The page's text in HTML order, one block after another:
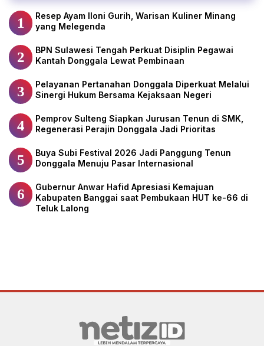
1
Resep Ayam Iloni Gurih, Warisan Kuliner Minang
yang Melegenda
2
BPN Sulawesi Tengah Perkuat Disiplin Pegawai
Kantah Donggala Lewat Pembinaan
3
Pelayanan Pertanahan Donggala Diperkuat Melalui
Sinergi Hukum Bersama Kejaksaan Negeri
4
Pemprov Sulteng Siapkan Jurusan Tenun di SMK,
Regenerasi Perajin Donggala Jadi Prioritas
5
Buya Subi Festival 2026 Jadi Panggung Tenun
Donggala Menuju Pasar Internasional
6
Gubernur Anwar Hafid Apresiasi Kemajuan
Kabupaten Banggai saat Pembukaan HUT ke-66 di
Teluk Lalong